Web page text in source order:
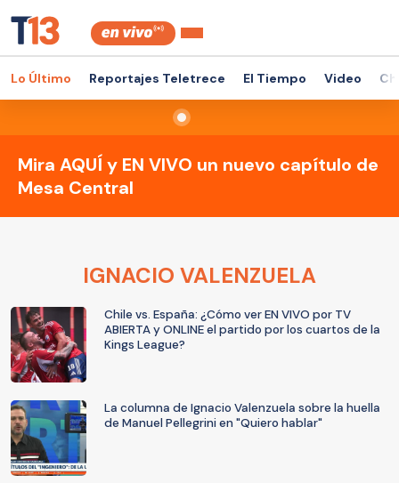
Lo Último Reportajes Teletrece El Tiempo Video
Mira AQUÍ y EN VIVO un nuevo capítulo de
Mesa Central
IGNACIO VALENZUELA
Chile vs. España: ¿Cómo ver EN VIVO por TV
ABIERTA y ONLINE el partido por los cuartos de la
Kings League?
La columna de Ignacio Valenzuela sobre la huella
de Manuel Pellegrini en "Quiero hablar"